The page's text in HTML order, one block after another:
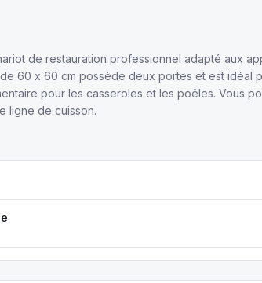
de restauration professionnel adapté aux
60 x 60 cm possède deux portes et est idéal
pour les casseroles et les poêles. Vous
ligne de cuisson.